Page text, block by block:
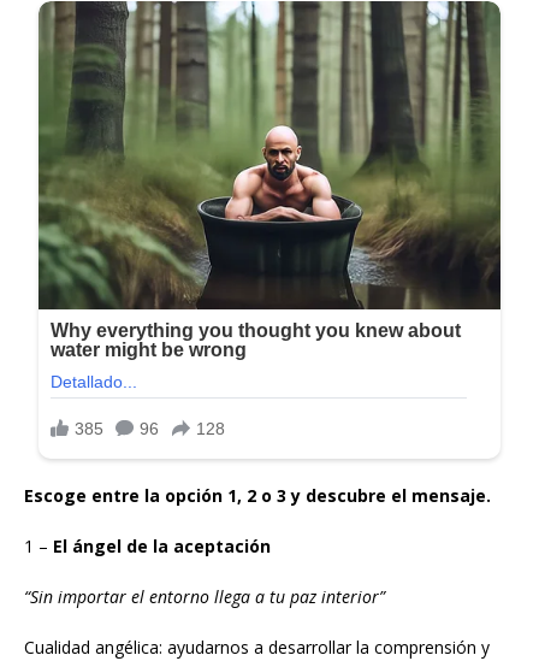
Escoge entre la opción 1, 2 o 3 y descubre el mensaje.
1 – El ángel de la aceptación
“Sin importar el entorno llega a tu paz interior”
Cualidad angélica: ayudarnos a desarrollar la comprensión y